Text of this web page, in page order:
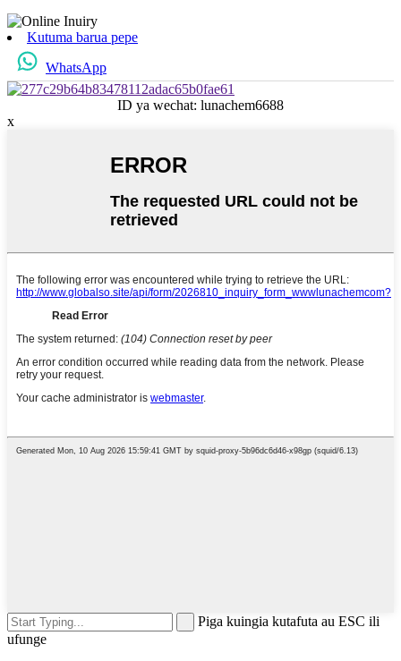
Kutuma barua pepe
WhatsApp
ID ya wechat: lunachem6688
x
Piga kuingia kutafuta au ESC ili
ufunge